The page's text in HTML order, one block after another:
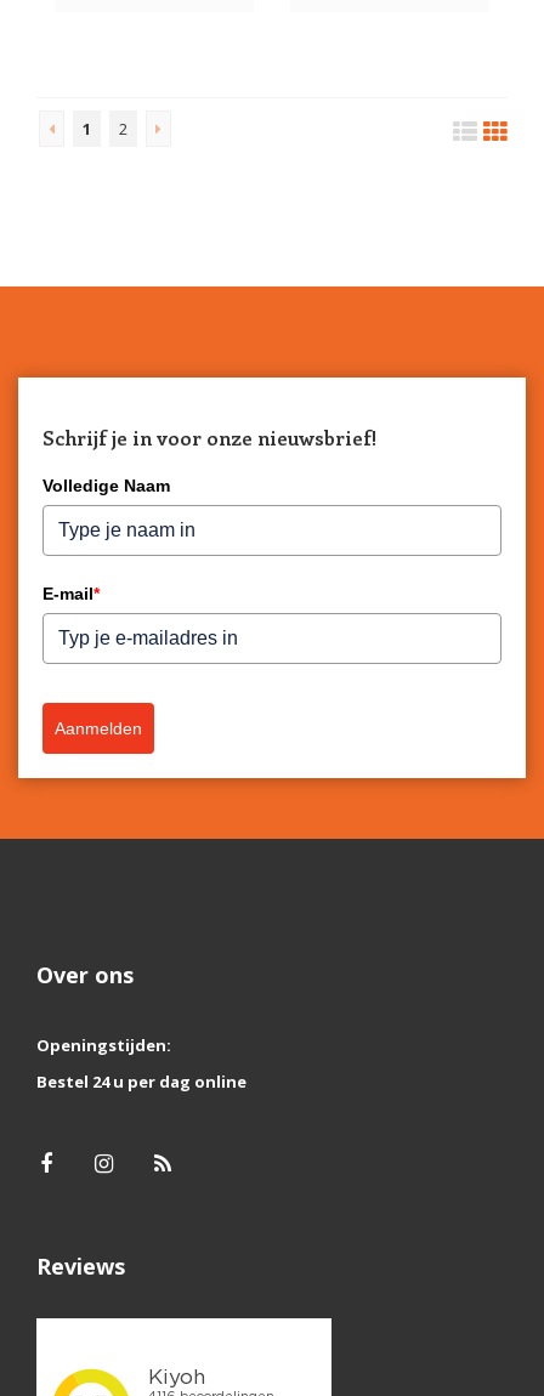
1 2
Schrijf je in voor onze nieuwsbrief!
Volledige Naam
E-mail*
Aanmelden
Over ons
Openingstijden:
Bestel 24 u per dag online
Reviews